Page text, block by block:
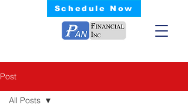
Schedule Now
Post
All Posts